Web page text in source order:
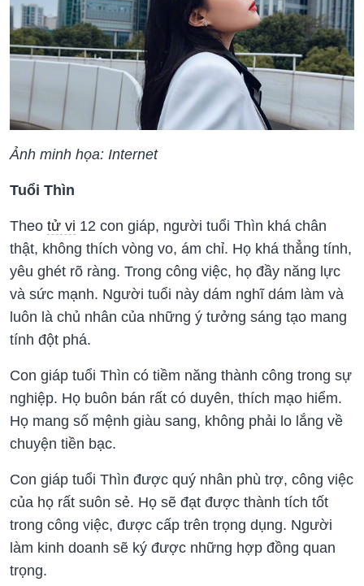
Ảnh minh họa: Internet
Tuổi Thìn
Theo tử vi 12 con giáp, người tuổi Thìn khá chân
thật, không thích vòng vo, ám chỉ. Họ khá thẳng tính,
yêu ghét rõ ràng. Trong công việc, họ đầy năng lực
và sức mạnh. Người tuổi này dám nghĩ dám làm và
luôn là chủ nhân của những ý tưởng sáng tạo mang
tính đột phá.
Con giáp tuổi Thìn có tiềm năng thành công trong sự
nghiệp. Họ buôn bán rất có duyên, thích mạo hiểm.
Họ mang số mệnh giàu sang, không phải lo lắng về
chuyện tiền bạc.
Con giáp tuổi Thìn được quý nhân phù trợ, công việc
của họ rất suôn sẻ. Họ sẽ đạt được thành tích tốt
trong công việc, được cấp trên trọng dụng. Người
làm kinh doanh sẽ ký được những hợp đồng quan
trọng.